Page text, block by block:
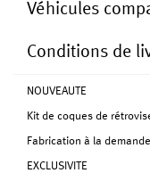
Véhicules
Conditions de
NOUVEAUTE
Kit de coques de
Fabrication à la demande
EXCLUSIVITE